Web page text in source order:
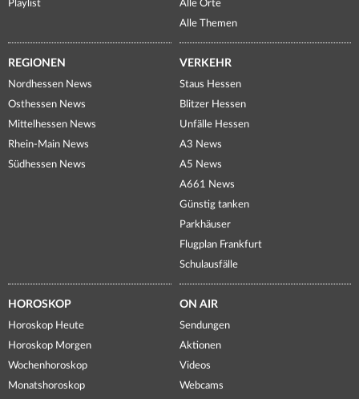
Playlist
Alle Orte
Alle Themen
REGIONEN
Nordhessen News
Osthessen News
Mittelhessen News
Rhein-Main News
Südhessen News
VERKEHR
Staus Hessen
Blitzer Hessen
Unfälle Hessen
A3 News
A5 News
A661 News
Günstig tanken
Parkhäuser
Flugplan Frankfurt
Schulausfälle
HOROSKOP
Horoskop Heute
Horoskop Morgen
Wochenhoroskop
Monatshoroskop
ON AIR
Sendungen
Aktionen
Videos
Webcams